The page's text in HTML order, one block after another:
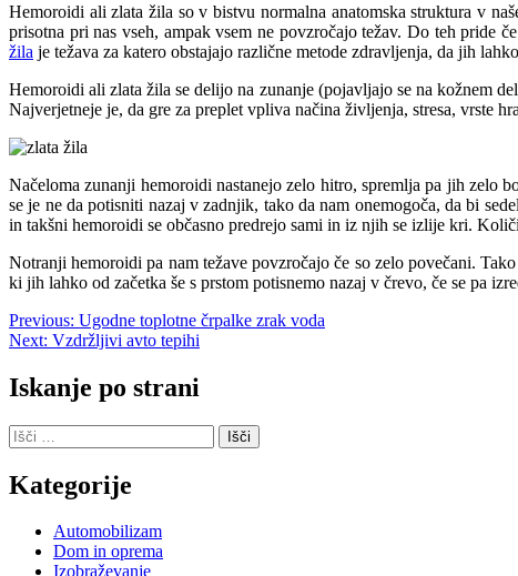
Hemoroidi ali zlata žila so v bistvu normalna anatomska struktura v
prisotna pri nas vseh, ampak vsem ne povzročajo težav. Do teh pride
žila je težava za katero obstajajo različne metode zdravljenja, da jih
Hemoroidi ali zlata žila se delijo na zunanje (pojavljajo se na kožnem
Najverjetneje je, da gre za preplet vpliva načina življenja, stresa, vrste
Načeloma zunanji hemoroidi nastanejo zelo hitro, spremlja pa jih zelo
se je ne da potisniti nazaj v zadnjik, tako da nam onemogoča, da bi
in takšni hemoroidi se občasno predrejo sami in iz njih se izlije kri.
Notranji hemoroidi pa nam težave povzročajo če so zelo povečani.
ki jih lahko od začetka še s prstom potisnemo nazaj v črevo, če se pa
Navigacija
prispevka
Previous: Ugodne toplotne črpalke zrak voda
Next: Vzdržljivi avto tepihi
Iskanje po strani
Išči:
Kategorije
Automobilizam
Dom in oprema
Izobraževanje